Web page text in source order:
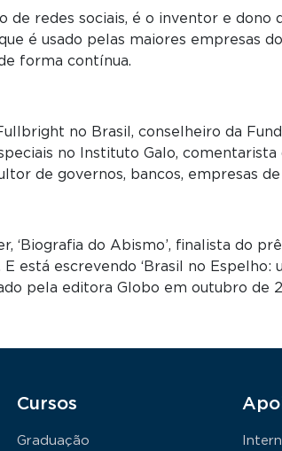
de redes sociais, é o inventor e dono
é usado pelas maiores empresas
forma contínua.
no Brasil, conselheiro da
no Instituto Galo,
de governos, bancos, empresas
‘Biografia do Abismo’, finalista do
está escrevendo ‘Brasil no Espelho:
pela editora Globo em outubro de
Cursos
Graduação